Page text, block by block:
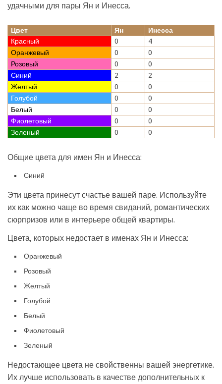
удачными для пары Ян и Инесса.
Цвет Ян
Инесса
Красный
0
4
Оранжевый
0
0
Розовый
0
0
Синий
2
2
Желтый
0
0
Голубой
0
0
Белый
0
0
Фиолетовый
0
0
Зеленый
0 0
Общие цвета для имен Ян и Инесса:
Синий
Эти цвета принесут счастье вашей паре. Используйте
их как можно чаще во время свиданий, романтических
сюрпризов или в интерьере общей квартиры.
Цвета, которых недостает в именах Ян и Инесса:
Оранжевый
Розовый
Желтый
Голубой
Белый
Фиолетовый
Зеленый
Недостающее цвета не свойственны вашей энергетике.
Их лучше использовать в качестве дополнительных к